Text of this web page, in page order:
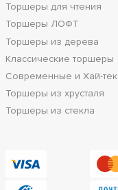
Торшеры для чтения
Торшеры ЛОФТ
Торшеры из дерева
Классические торшеры
Современные и Хай-тек
Торшеры из хрусталя
Торшеры из стекла